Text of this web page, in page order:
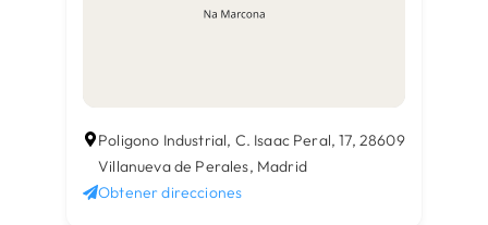
Poligono Industrial, C. Isaac Peral, 17, 28609
Villanueva de Perales, Madrid
Obtener direcciones